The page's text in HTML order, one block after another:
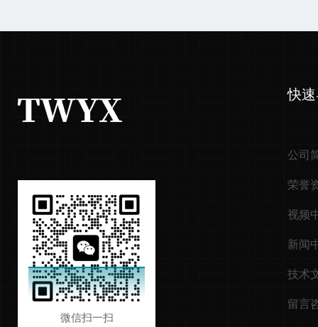
微信扫一扫
快
公司
荣誉
视频
新闻
技术
留言